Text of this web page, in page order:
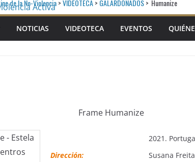
de la No-Violencia>VIDEOTECA> GALARDONADOS> Humanize
NOTICIAS VIDEOTECA EVENTOS
2021.
Dirección:
Susana